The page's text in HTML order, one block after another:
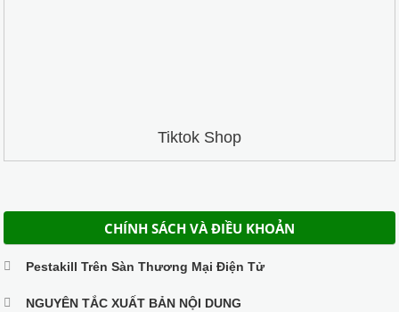
Tiktok Shop
CHÍNH SÁCH VÀ ĐIỀU KHOẢN
Pestakill Trên Sàn Thương Mại Điện Tử
NGUYÊN TẮC XUẤT BẢN NỘI DUNG